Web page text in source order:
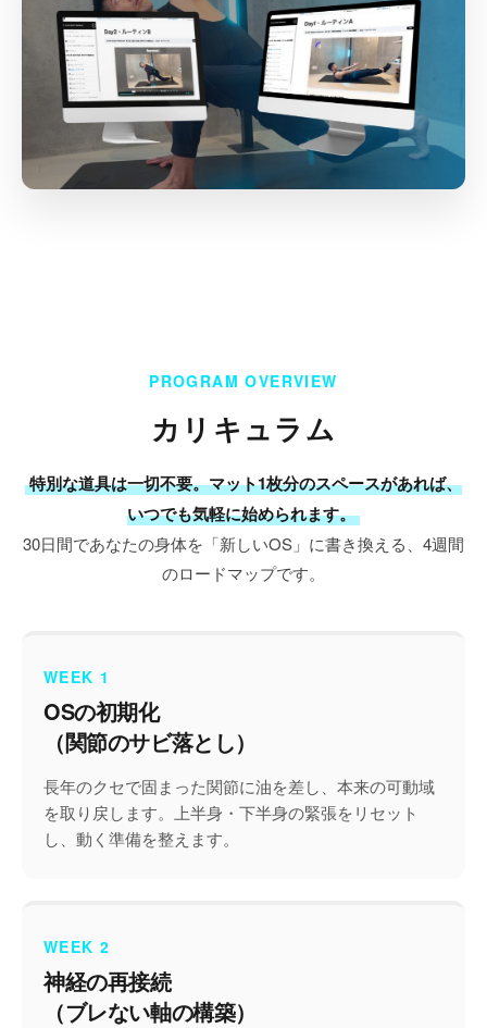
PROGRAM OVERVIEW
カリキュラム
特別な道具は一切不要。マット1枚分のスペースがあれば、
いつでも気軽に始められます。
30日間であなたの身体を「新しいOS」に書き換える、4週間
のロードマップです。
WEEK 1
OSの初期化
（関節のサビ落とし）
長年のクセで固まった関節に油を差し、本来の可動域
を取り戻します。上半身・下半身の緊張をリセット
し、動く準備を整えます。
WEEK 2
神経の再接続
（ブレない軸の構築）